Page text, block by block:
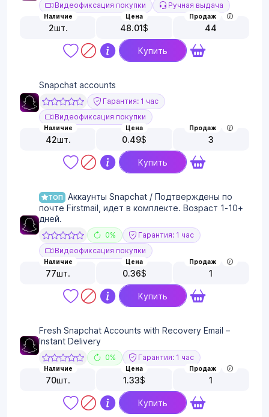
Видеофиксация покупки
Ручная выдача
Наличие
2шт.
Цена
48.01$
Продаж
44
Купить
Snapchat accounts
Гарантия: 1 час
Видеофиксация покупки
Наличие
42шт.
Цена
0.49$
Продаж
3
Купить
ТОП
Аккаунты Snapchat / Подтверждены по
почте Firstmail, идет в комплекте. Возраст 1-10+
дней.
0%
Гарантия: 1 час
Видеофиксация покупки
Наличие
77шт.
Цена
0.36$
Продаж
1
Купить
Fresh Snapchat Accounts with Recovery Email –
Instant Delivery
0% Гарантия: 1 час
Наличие
70шт.
Цена
1.33$
Продаж
1
Купить